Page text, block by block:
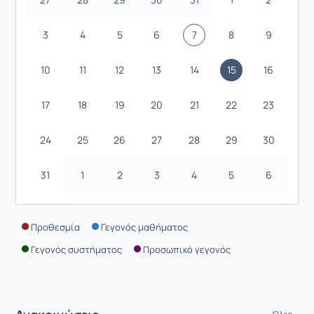
3 4 5 6 7 8 9
10 11 12 13 14 15 16
17 18 19 20 21 22 23
24 25 26 27 28 29 30
31 1 2 3 4 5 6
Προθεσμία
Γεγονός μαθήματος
Γεγονός συστήματος
Προσωπικό γεγονός